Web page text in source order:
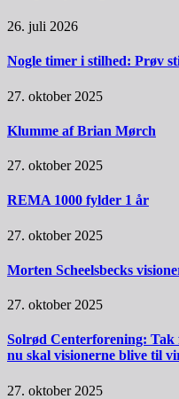
26. juli 2026
Nogle timer i stilhed: Prøv
27. oktober 2025
Klumme af Brian Mørch
27. oktober 2025
REMA 1000 fylder 1 år
27. oktober 2025
Morten Scheelsbecks
27. oktober 2025
Solrød Centerforening: Tak
nu skal visionerne blive til
27. oktober 2025